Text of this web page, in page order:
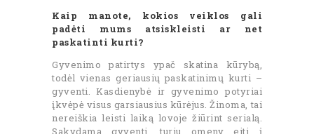
Kaip manote, kokios veiklos gali
padėti mums atsiskleisti ar net
paskatinti kurti?
Gyvenimo patirtys ypač skatina kūrybą,
todėl vienas geriausių paskatinimų kurti –
gyventi. Kasdienybė ir gyvenimo potyriai
įkvėpė visus garsiausius kūrėjus. Žinoma, tai
nereiškia leisti laiką lovoje žiūrint serialą.
Sakydama gyventi, turiu omeny eiti į